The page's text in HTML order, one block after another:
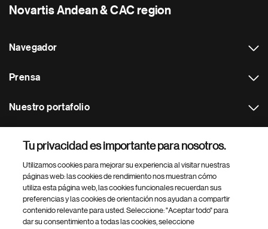
Novartis Andean & CAC region
Navegador
Prensa
Nuestro portafolio
Footer Site Search
Tu privacidad es importante para nosotros.
Utilizamos cookies para mejorar su experiencia al visitar nuestras
páginas web: las cookies de rendimiento nos muestran cómo
utiliza esta página web, las cookies funcionales recuerdan sus
preferencias y las cookies de orientación nos ayudan a compartir
contenido relevante para usted. Seleccione: "Aceptar todo" para
dar su consentimiento a todas las cookies, seleccione